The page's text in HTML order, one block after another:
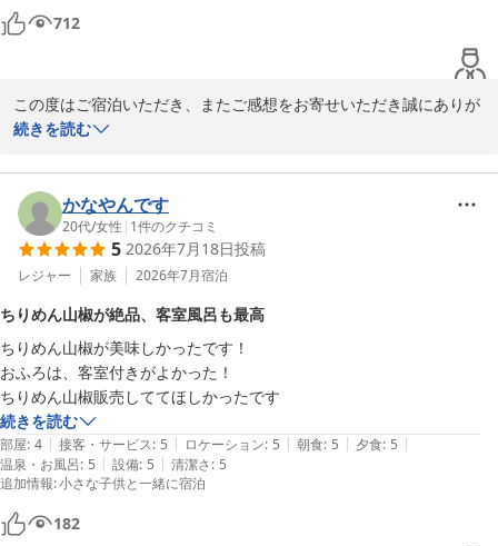
宿の雰囲気はとても良かった。
712
この度はご宿泊いただき、またご感想をお寄せいただき誠にありが
とうございます。
うで嬉しく思います。
一方で、お部屋の露天風呂の広さやお食事につきましては、ご期待
に十分お応えできず申し訳ございません。いただいたご意見を今後
の改善の参考にさせていただきます。
またのお越しを心よりお待ちしております。
松園荘 保津川亭
松園荘 保津川亭
2026-05-09
続きを読む
かなやんです
20代/女性 | 1件のクチコミ
5 2026年7月18日投稿
レジャー 家族 2026年7月宿泊
ちりめん山椒が絶品、客室風呂も最高
ちりめん山椒が美味しかったです！
おふろは、客室付きがよかった！
ちりめん山椒販売しててほしかったです
続きを読む
部屋: 4 | 接客・サービス: 5 | ロケーション: 5 | 朝食: 5 | 夕食: 5 |
温泉・お風呂: 5 | 設備: 5 | 清潔さ: 5
追加情報:小さな子供と一緒に宿泊
182